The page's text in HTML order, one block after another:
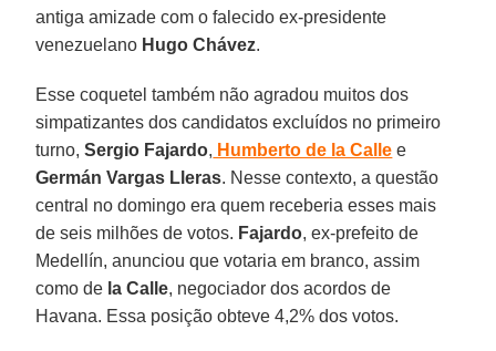
antiga amizade com o falecido ex-presidente
venezuelano Hugo Chávez.
Esse coquetel também não agradou muitos dos
simpatizantes dos candidatos excluídos no primeiro
turno,Sergio Fajardo, Humberto de la Calle e
Germán Vargas Lleras. Nesse contexto, a questão
central no domingo era quem receberia esses mais
de seis milhões de votos. Fajardo, ex-prefeito de
Medellín, anunciou que votaria em branco, assim
como de la Calle, negociador dos acordos de
Havana. Essa posição obteve 4,2% dos votos.